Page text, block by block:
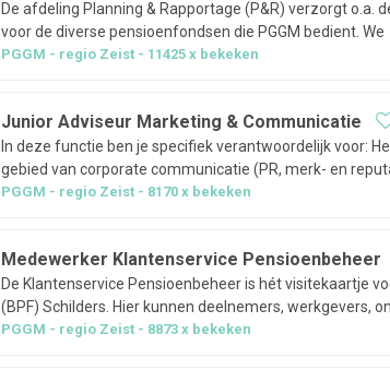
De afdeling Planning & Rapportage (P&R) verzorgt o.a.
voor de diverse pensioenfondsen die PGGM bedient.
plannen werkzaamheden voor diverse teams binnen de
PGGM regio Zeist 11425x bekeken
Junior Adviseur Marketing & Communicatie
In deze functie ben je specifiek verantwoordelijk voor:
gebied van corporate communicatie (PR, merk- en
dat je op zoek gaat naar de juiste aanpak en middelen
PGGM regio Zeist 8170x bekeken
Medewerker Klantenservice Pensioenbeheer
De Klantenservice Pensioenbeheer is hét visitekaartje
(BPF) Schilders. Hier kunnen deelnemers, werkgevers,
administratiekantoren hun vragen stellen en mogen zij
PGGM regio Zeist 8873x bekeken